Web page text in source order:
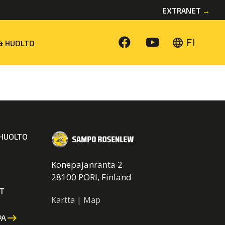
EXTRANET →
HUOLTO language FI
keyboard_backspace
Konepajanranta 2
28100 PORI, Finland
Kartta | Map